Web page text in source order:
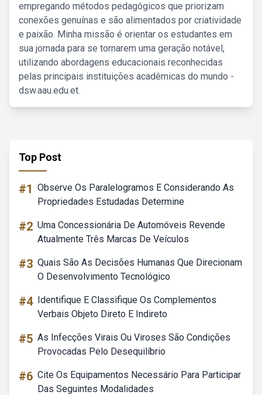
empregando métodos pedagógicos que priorizam
conexões genuínas e são alimentados por criatividade
e paixão. Minha missão é orientar os estudantes em
sua jornada para se tornarem uma geração notável,
utilizando abordagens educacionais reconhecidas
pelas principais instituições acadêmicas do mundo -
dsw.aau.edu.et.
Top Post
#1 Observe Os Paralelogramos E Considerando As
Propriedades Estudadas Determine
#2 Uma Concessionária De Automóveis Revende
Atualmente Três Marcas De Veículos
#3 Quais São As Decisões Humanas Que Direcionam
O Desenvolvimento Tecnológico
#4 Identifique E Classifique Os Complementos
Verbais Objeto Direto E Indireto
#5 As Infecções Virais Ou Viroses São Condições
Provocadas Pelo Desequilíbrio
#6 Cite Os Equipamentos Necessário Para Participar
Das Seguintes Modalidades